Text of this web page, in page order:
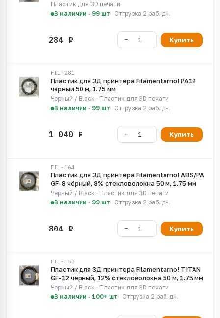
Пластик для 3D печати
В наличии · 99 шт
Отгрузка 2 раб. дн.
Купить
FIL-281
Пластик для 3Д принтера Filamentarno! PA12
чёрный 50 м, 1.75 мм
Черный / Black · Пластик для 3D печати
В наличии · 99 шт
Отгрузка 2 раб. дн.
Купить
FIL-164
Пластик для 3Д принтера Filamentarno! ABS/PA
GF-8 чёрный, 8% стекловолокна 50 м, 1.75 мм
Черный / Black · Пластик для 3D печати
В наличии · 99 шт
Отгрузка 2 раб. дн.
Купить
FIL-153
Пластик для 3Д принтера Filamentarno! TITAN
GF-12 чёрный, 12% стекловолокна 50 м, 1.75 мм
Черный / Black · Пластик для 3D печати
В наличии · 100+ шт
Отгрузка 2 раб. дн.